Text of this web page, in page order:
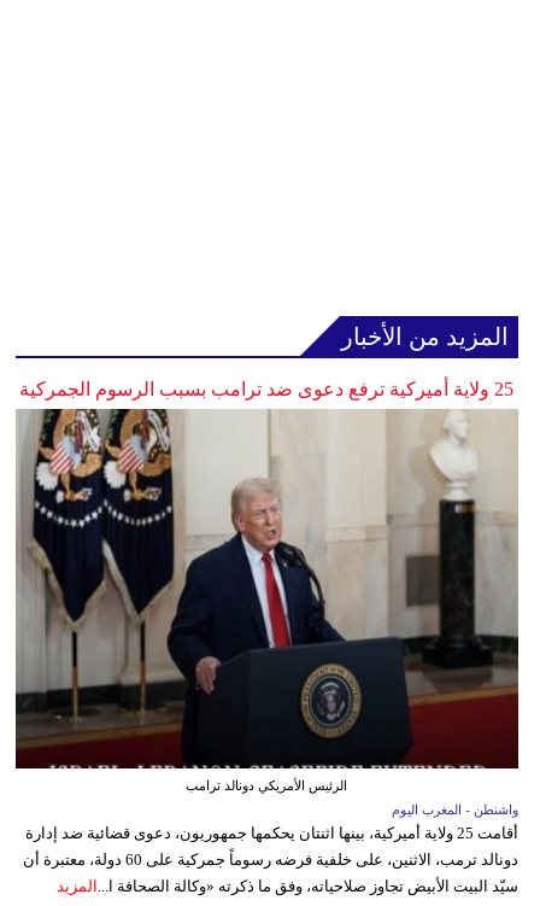
المزيد من الأخبار
25 ولاية أميركية ترفع دعوى ضد ترامب بسبب الرسوم الجمركية
الرئيس الأمريكي دونالد ترامب
واشنطن - المغرب اليوم
أقامت 25 ولاية أميركية، بينها اثنتان يحكمها جمهوريون، دعوى قضائية ضد إدارة
دونالد ترمب، الاثنين، على خلفية فرضه رسوماً جمركية على 60 دولة، معتبرة أن
سيّد البيت الأبيض تجاوز صلاحياته، وفق ما ذكرته «وكالة الصحافة ا... المزيد